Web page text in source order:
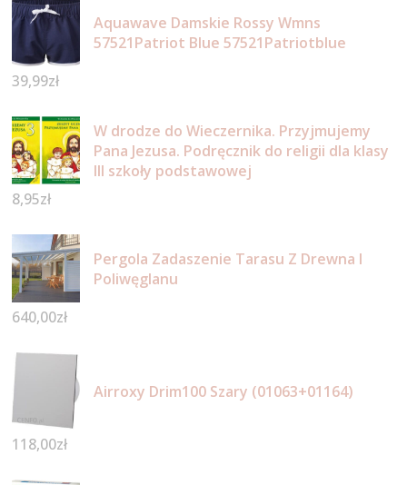
Aquawave Damskie Rossy Wmns
57521Patriot Blue 57521Patriotblue
39,99zł
W drodze do Wieczernika. Przyjmujemy
Pana Jezusa. Podręcznik do religii dla klasy
III szkoły podstawowej
8,95zł
Pergola Zadaszenie Tarasu Z Drewna I
Poliwęglanu
640,00zł
Airroxy Drim100 Szary (01063+01164)
118,00zł